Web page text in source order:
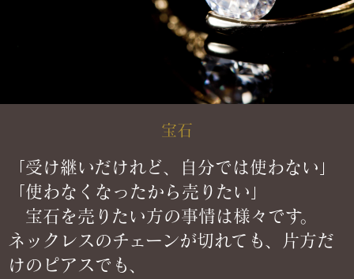
宝石
「受け継いだけれど、自分では使わない」
「使わなくなったから売りたい」
宝石を売りたい方の事情は様々です。
ネックレスのチェーンが切れても、片方だ
けのピアスでも、